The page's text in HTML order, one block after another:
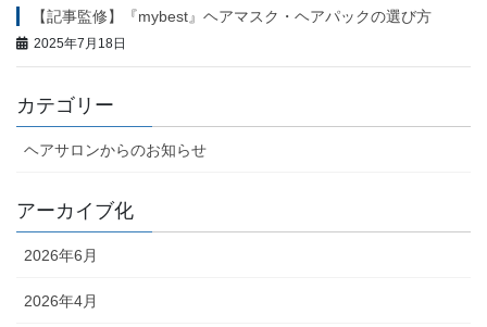
【記事監修】『mybest』ヘアマスク・ヘアパックの選び方
2025年7月18日
カテゴリー
ヘアサロンからのお知らせ
アーカイブ化
2026年6月
2026年4月